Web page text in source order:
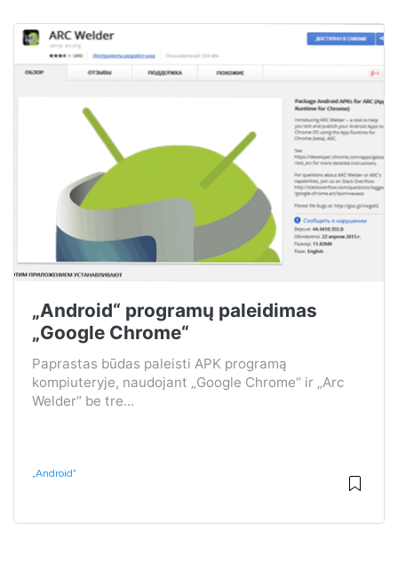
„Android“ programų paleidimas
„Google Chrome“
Paprastas būdas paleisti APK programą
kompiuteryje, naudojant „Google Chrome“ ir „Arc
Welder“ be tre...
„Android“